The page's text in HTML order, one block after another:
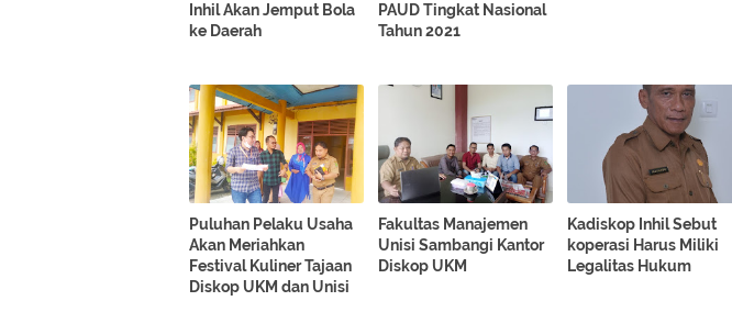
Inhil Akan Jemput Bola
ke Daerah
PAUD Tingkat Nasional
Tahun 2021
Puluhan Pelaku Usaha
Akan Meriahkan
Festival Kuliner Tajaan
Diskop UKM dan Unisi
Fakultas Manajemen
Unisi Sambangi Kantor
Diskop UKM
Kadiskop Inhil Sebut
koperasi Harus Miliki
Legalitas Hukum